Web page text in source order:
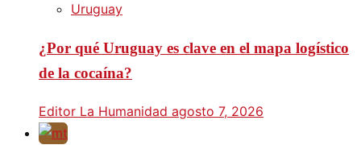
Uruguay
¿Por qué Uruguay es clave en el mapa logístico
de la cocaína?
Editor La Humanidad agosto 7, 2026